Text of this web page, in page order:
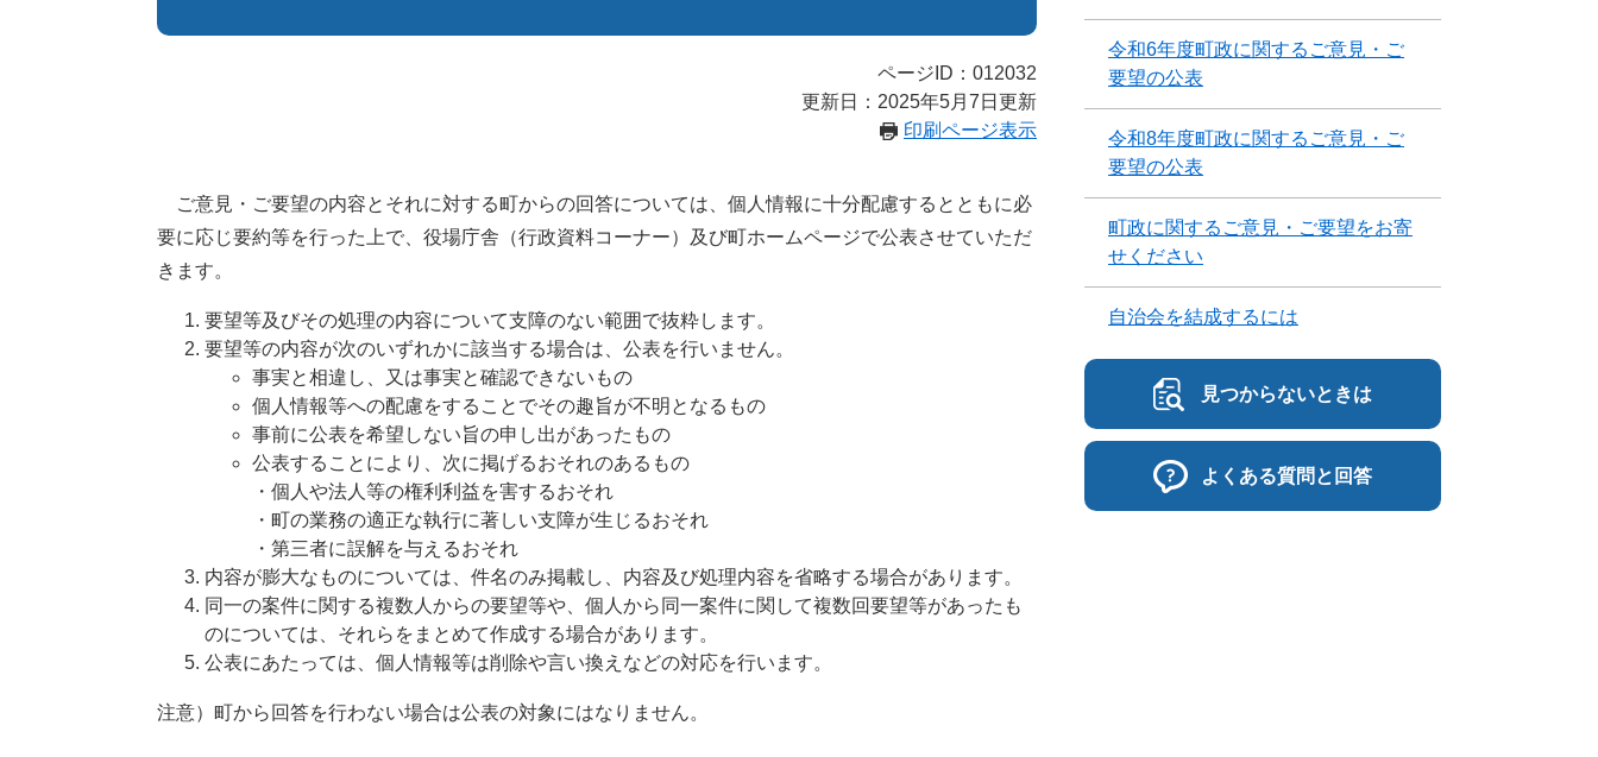
ページID：012032
更新日：2025年5月7日更新
印刷ページ表示
ご意見・ご要望の内容とそれに対する町からの回答については、個人情報に十分配慮するとともに必
要に応じ要約等を行った上で、役場庁舎（行政資料コーナー）及び町ホームページで公表させていただ
きます。
要望等及びその処理の内容について支障のない範囲で抜粋します。
要望等の内容が次のいずれかに該当する場合は、公表を行いません。
事実と相違し、又は事実と確認できないもの
個人情報等への配慮をすることでその趣旨が不明となるもの
事前に公表を希望しない旨の申し出があったもの
公表することにより、次に掲げるおそれのあるもの
・個人や法人等の権利利益を害するおそれ
・町の業務の適正な執行に著しい支障が生じるおそれ
・第三者に誤解を与えるおそれ
内容が膨大なものについては、件名のみ掲載し、内容及び処理内容を省略する場合があります。
同一の案件に関する複数人からの要望等や、個人から同一案件に関して複数回要望等があったも
のについては、それらをまとめて作成する場合があります。
公表にあたっては、個人情報等は削除や言い換えなどの対応を行います。
注意）町から回答を行わない場合は公表の対象にはなりません。
令和6年度町政に関するご意見・ご
要望の公表
令和8年度町政に関するご意見・ご
要望の公表
町政に関するご意見・ご要望をお寄
せください
自治会を結成するには
見つからないときは
よくある質問と回答